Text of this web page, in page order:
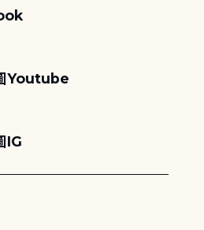
Youtube
IG